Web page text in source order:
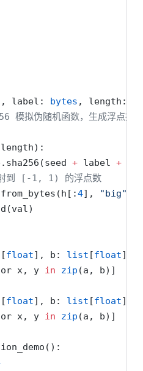
, label: bytes , length:
模拟伪随机函数，生成浮点掩
+ label +
到 [-1, 1) 的浮点数
4], "big"
[float], b: list [float])
x, y in zip (a, b)]
[float], b: list [float])
x, y in zip (a, b)]